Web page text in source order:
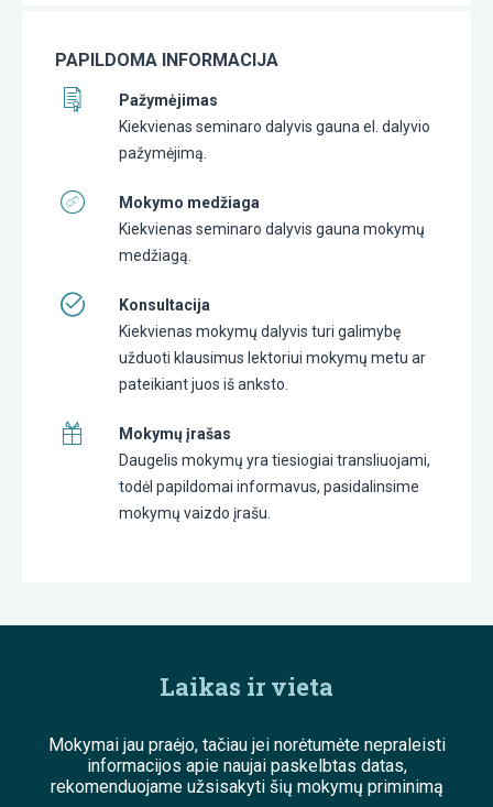
PAPILDOMA INFORMACIJA
Pažymėjimas
Kiekvienas seminaro dalyvis gauna el. dalyvio
pažymėjimą.
Mokymo medžiaga
Kiekvienas seminaro dalyvis gauna mokymų
medžiagą.
Konsultacija
Kiekvienas mokymų dalyvis turi galimybę
užduoti klausimus lektoriui mokymų metu ar
pateikiant juos iš anksto.
Mokymų įrašas
Daugelis mokymų yra tiesiogiai transliuojami,
todėl papildomai informavus, pasidalinsime
mokymų vaizdo įrašu.
Laikas ir vieta
Mokymai jau praėjo, tačiau jei norėtumėte nepraleisti
informacijos apie naujai paskelbtas datas,
rekomenduojame užsisakyti šių mokymų priminimą